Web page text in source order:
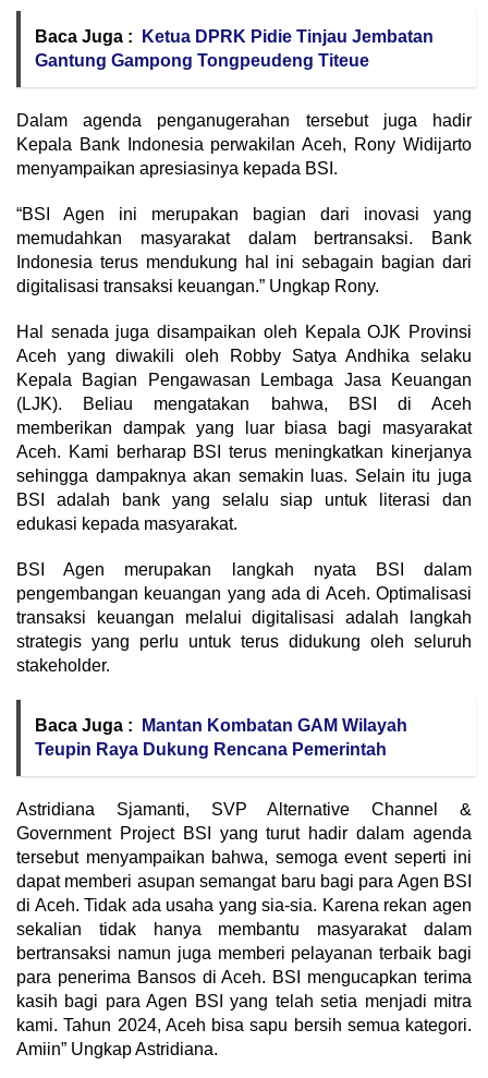
Baca Juga :
Ketua DPRK Pidie Tinjau Jembatan
Gantung Gampong Tongpeudeng Titeue
Dalam agenda penganugerahan tersebut juga hadir
Kepala Bank Indonesia perwakilan Aceh, Rony Widijarto
menyampaikan apresiasinya kepada BSI.
“BSI Agen ini merupakan bagian dari inovasi yang
memudahkan masyarakat dalam bertransaksi. Bank
Indonesia terus mendukung hal ini sebagain bagian dari
digitalisasi transaksi keuangan.” Ungkap Rony.
Hal senada juga disampaikan oleh Kepala OJK Provinsi
Aceh yang diwakili oleh Robby Satya Andhika selaku
Kepala Bagian Pengawasan Lembaga Jasa Keuangan
(LJK). Beliau mengatakan bahwa, BSI di Aceh
memberikan dampak yang luar biasa bagi masyarakat
Aceh. Kami berharap BSI terus meningkatkan kinerjanya
sehingga dampaknya akan semakin luas. Selain itu juga
BSI adalah bank yang selalu siap untuk literasi dan
edukasi kepada masyarakat.
BSI Agen merupakan langkah nyata BSI dalam
pengembangan keuangan yang ada di Aceh. Optimalisasi
transaksi keuangan melalui digitalisasi adalah langkah
strategis yang perlu untuk terus didukung oleh seluruh
stakeholder.
Baca Juga :
Mantan Kombatan GAM Wilayah
Teupin Raya Dukung Rencana Pemerintah
Astridiana Sjamanti, SVP Alternative Channel &
Government Project BSI yang turut hadir dalam agenda
tersebut menyampaikan bahwa, semoga event seperti ini
dapat memberi asupan semangat baru bagi para Agen BSI
di Aceh. Tidak ada usaha yang sia-sia. Karena rekan agen
sekalian tidak hanya membantu masyarakat dalam
bertransaksi namun juga memberi pelayanan terbaik bagi
para penerima Bansos di Aceh. BSI mengucapkan terima
kasih bagi para Agen BSI yang telah setia menjadi mitra
kami. Tahun 2024, Aceh bisa sapu bersih semua kategori.
Amiin” Ungkap Astridiana.